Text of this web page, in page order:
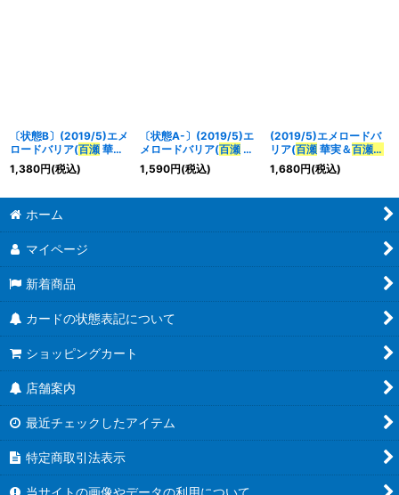
〔状態B〕(2019/5)エメ
ロードバリア(百瀬 華実
＆ 百瀬勇貴イラス
ト/Blu-ray購入特典)
《多》
1,380円(税込)
〔状態A-〕(2019/5)エ
メロードバリア(百瀬華
実＆百瀬 勇貴イラス
ト/Blu-ray購入特典)
《多》
1,590円(税込)
(2019/5)エメロードバ
リア(百瀬華実＆百瀬勇
貴 イラスト/Blu-ray購入
特典)【-】{SD35-015}
1,680円(税込)
ホーム
マイページ
新着商品
カードの状態表記について
ショッピングカート
店舗案内
最近チェックしたアイテム
特定商取引法表示
当サイトの画像やデータの利用について